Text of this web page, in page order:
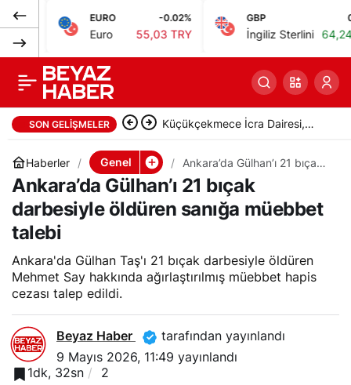
EURO -0.02%
Euro 55,03 TRY
GBP
İngiliz Sterlini 64,24 TRY
SON GELIŞMELER Küçükçekmece İcra Dairesi,
Haberler Genel
Ankara’da Gülhan’ı 21 bıçak
darbesiyle öldüren sanığa
müebbet talebi
Ankara’da Gülhan’ı 21 bıçak
darbesiyle öldüren sanığa müebbet
talebi
Ankara'da Gülhan Taş'ı 21 bıçak darbesiyle öldüren
Mehmet Say hakkında ağırlaştırılmış müebbet hapis
cezası talep edildi.
Beyaz Haber
tarafından yayınlandı
9 Mayıs 2026, 11:49 yayınlandı
1dk, 32sn
2
Balıkesir’de yüksek
sesle müzik dinleme
kavgasında 1 ölü
0